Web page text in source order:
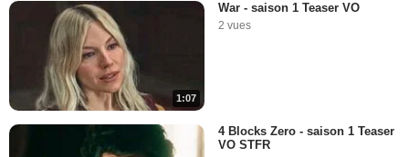
1:07
War - saison 1 Teaser VO
2 vues
4 Blocks Zero - saison 1 Teaser
VO STFR